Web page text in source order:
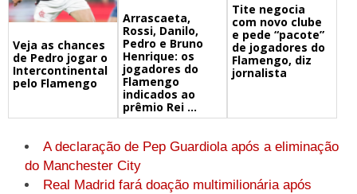
Veja as chances
de Pedro jogar o
Intercontinental
pelo Flamengo
Arrascaeta,
Rossi, Danilo,
Pedro e Bruno
Henrique: os
jogadores do
Flamengo
indicados ao
prêmio Rei ...
Tite negocia
com novo clube
e pede “pacote”
de jogadores do
Flamengo, diz
jornalista
A declaração de Pep Guardiola após a eliminação
do Manchester City
Real Madrid fará doação multimilionária após